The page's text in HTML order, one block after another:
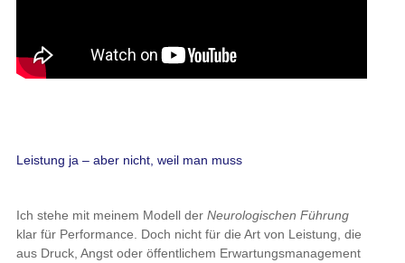
Leistung ja – aber nicht, weil man muss
Ich stehe mit meinem Modell der Neurologischen Führung
klar für Performance. Doch nicht für die Art von Leistung, die
aus Druck, Angst oder öffentlichem Erwartungsmanagement